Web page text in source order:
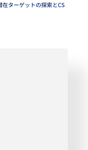
在ターゲットの探索とCS